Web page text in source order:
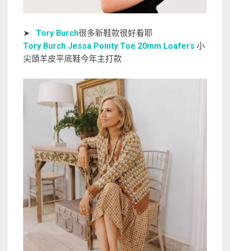
➤ Tory Burch很多新鞋款很好看耶
Tory Burch Jessa Pointy Toe 20mm Loafers 小
尖頭羊皮平底鞋今年主打款